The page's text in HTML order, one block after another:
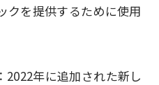
クを提供するために使用
2022年に追加された新し